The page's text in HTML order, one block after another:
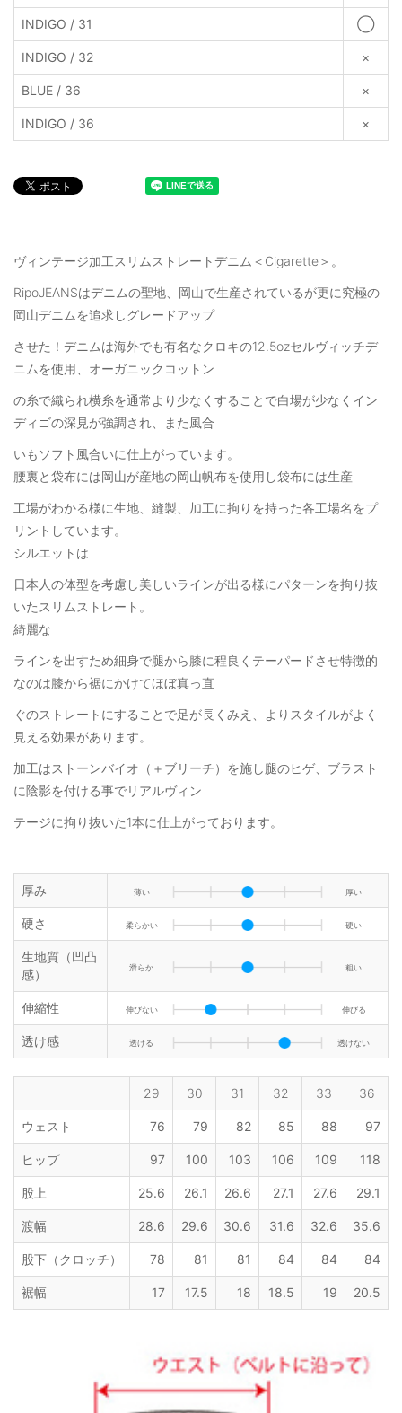
INDIGO / 31 ◯
INDIGO / 32 ×
BLUE / 36 ×
INDIGO / 36 ×
ヴィンテージ加工スリムストレートデニム＜Cigarette＞。
RipoJEANSはデニムの聖地、岡山で生産されているが更に究極の
岡山デニムを追求しグレードアップ
させた！デニムは海外でも有名なクロキの12.5ozセルヴィッチデ
ニムを使用、オーガニックコットン
の糸で織られ横糸を通常より少なくすることで白場が少なくイン
ディゴの深見が強調され、また風合
いもソフト風合いに仕上がっています。
腰裏と袋布には岡山が産地の岡山帆布を使用し袋布には生産
工場がわかる様に生地、縫製、加工に拘りを持った各工場名をプ
リントしています。
シルエットは
日本人の体型を考慮し美しいラインが出る様にパターンを拘り抜
いたスリムストレート。
綺麗な
ラインを出すため細身で腿から膝に程良くテーパードさせ特徴的
なのは膝から裾にかけてほぼ真っ直
ぐのストレートにすることで足が長くみえ、よりスタイルがよく
見える効果があります。
加工はストーンバイオ（＋ブリーチ）を施し腿のヒゲ、ブラスト
に陰影を付ける事でリアルヴィン
テージに拘り抜いた1本に仕上がっております。
厚み 薄い 厚い
硬さ 柔らかい 硬い
生地質（凹凸
感）
滑らか 粗い
伸縮性 伸びない 伸びる
透け感 透ける 透けない
29 30 31 32 33 36
ウェスト 76 79 82 85 88 97
ヒップ 97 100 103 106 109 118
股上 25.6 26.1 26.6 27.1 27.6 29.1
渡幅 28.6 29.6 30.6 31.6 32.6 35.6
股下（クロッチ） 78 81 81 84 84 84
裾幅 17 17.5 18 18.5 19 20.5